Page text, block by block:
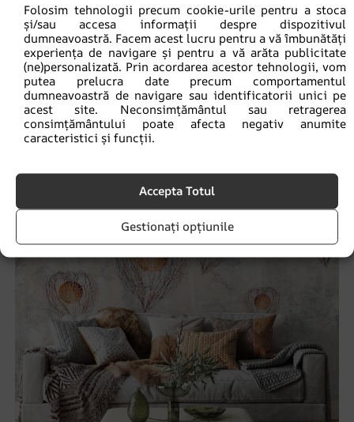
Folosim tehnologii precum cookie-urile pentru a stoca
și/sau accesa informații despre dispozitivul
dumneavoastră. Facem acest lucru pentru a vă îmbunătăți
experiența de navigare și pentru a vă arăta publicitate
(ne)personalizată. Prin acordarea acestor tehnologii, vom
putea prelucra date precum comportamentul
dumneavoastră de navigare sau identificatorii unici pe
acest site. Neconsimțământul sau retragerea
consimțământului poate afecta negativ anumite
caracteristici și funcții.
Accepta Totul
Gestionați opțiunile
Fototapet Balerină în dans
93.20lei 69.90lei
REDUCERI!